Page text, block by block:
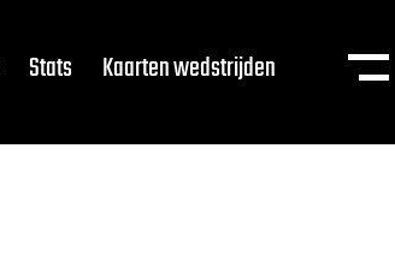
Stats Kaarten wedstrijden